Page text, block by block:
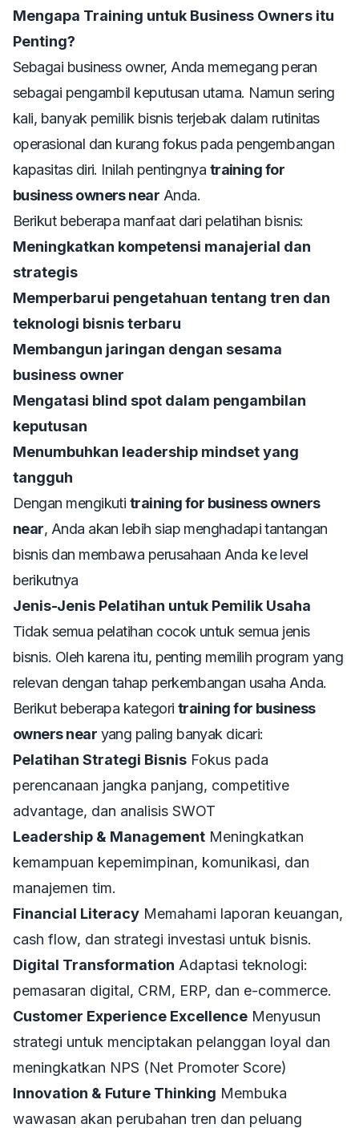
Mengapa Training untuk Business Owners itu
Penting?
Sebagai business owner, Anda memegang peran
sebagai pengambil keputusan utama. Namun sering
kali, banyak pemilik bisnis terjebak dalam rutinitas
operasional dan kurang fokus pada pengembangan
kapasitas diri. Inilah pentingnya training for
business owners near Anda.
Berikut beberapa manfaat dari pelatihan bisnis:
Meningkatkan kompetensi manajerial dan
strategis
Memperbarui pengetahuan tentang tren dan
teknologi bisnis terbaru
Membangun jaringan dengan sesama
business owner
Mengatasi blind spot dalam pengambilan
keputusan
Menumbuhkan leadership mindset yang
tangguh
Dengan mengikuti training for business owners
near, Anda akan lebih siap menghadapi tantangan
bisnis dan membawa perusahaan Anda ke level
berikutnya
Jenis-Jenis Pelatihan untuk Pemilik Usaha
Tidak semua pelatihan cocok untuk semua jenis
bisnis. Oleh karena itu, penting memilih program yang
relevan dengan tahap perkembangan usaha Anda.
Berikut beberapa kategori training for business
owners near yang paling banyak dicari:
Pelatihan Strategi Bisnis Fokus pada
perencanaan jangka panjang, competitive
advantage, dan analisis SWOT
Leadership & Management Meningkatkan
kemampuan kepemimpinan, komunikasi, dan
manajemen tim.
Financial Literacy Memahami laporan keuangan,
cash flow, dan strategi investasi untuk bisnis.
Digital Transformation Adaptasi teknologi:
pemasaran digital, CRM, ERP, dan e-commerce.
Customer Experience Excellence Menyusun
strategi untuk menciptakan pelanggan loyal dan
meningkatkan NPS (Net Promoter Score)
Innovation & Future Thinking Membuka
wawasan akan perubahan tren dan peluang